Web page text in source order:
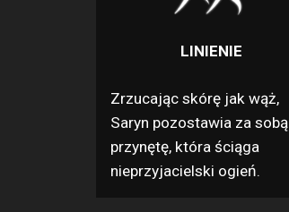
LINIENIE
Zrzucając skórę jak wąż,
Saryn pozostawia za sobą
przynętę, która ściąga
nieprzyjacielski ogień.